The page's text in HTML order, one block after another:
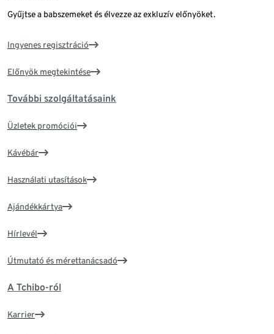
Gyűjtse a babszemeket és élvezze az exkluzív előnyöket.
Ingyenes regisztráció
Előnyök megtekintése
További szolgáltatásaink
Üzletek promóciói
Kávébár
Használati utasítások
Ajándékkártya
Hírlevél
Útmutató és mérettanácsadó
A Tchibo-ról
Karrier